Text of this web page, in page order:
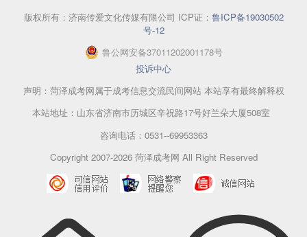
版权所有： 济南传爱文化传媒有限公司 ICP证： 鲁ICP备19030502
号-12
鲁公网安备37011202001178号
投诉中心
声明：菏泽成考网属于成考信息交流民间网站 本站享有最终解释权
本站地址：山东省济南市历城区辛祝路17号好兰朵大厦508室
咨询电话：0531--69953363
Copyright 2007-2026 菏泽成考网 All Right Reserved